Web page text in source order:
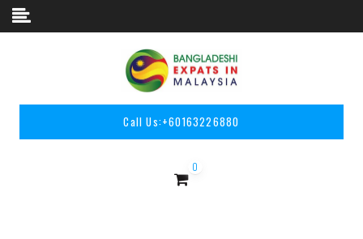
Skip to content
Call Us:+60163226880
0